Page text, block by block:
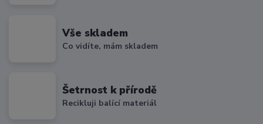
Vše skladem
Co vidíte, mám skladem
Šetrnost k přírodě
Recikluji balící materiál